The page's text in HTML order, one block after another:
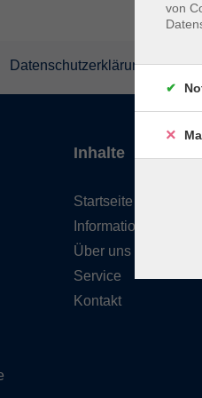
Datenschutzerklärung
Inhalte
Startseite
Informationen
Über uns
Service
Kontakt
von